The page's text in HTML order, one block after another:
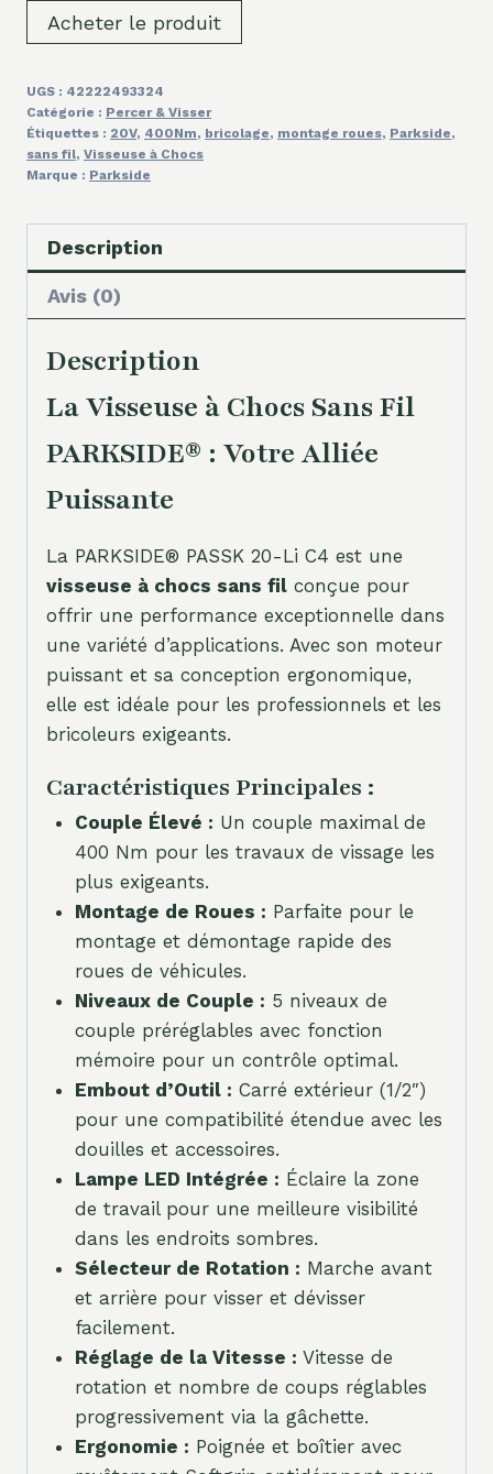
Acheter le produit
UGS : 42222493324
Catégorie : Percer & Visser
Étiquettes : 20V, 400Nm, bricolage, montage roues, Parkside,
sans fil, Visseuse à Chocs
Marque : Parkside
Description
Avis (0)
Description
La Visseuse à Chocs Sans Fil
PARKSIDE® : Votre Alliée
Puissante
La PARKSIDE® PASSK 20-Li C4 est une
visseuse à chocs sans fil conçue pour
offrir une performance exceptionnelle dans
une variété d’applications. Avec son moteur
puissant et sa conception ergonomique,
elle est idéale pour les professionnels et les
bricoleurs exigeants.
Caractéristiques Principales :
Couple Élevé : Un couple maximal de
400 Nm pour les travaux de vissage les
plus exigeants.
Montage de Roues : Parfaite pour le
montage et démontage rapide des
roues de véhicules.
Niveaux de Couple : 5 niveaux de
couple préréglables avec fonction
mémoire pour un contrôle optimal.
Embout d’Outil : Carré extérieur (1/2″)
pour une compatibilité étendue avec les
douilles et accessoires.
Lampe LED Intégrée : Éclaire la zone
de travail pour une meilleure visibilité
dans les endroits sombres.
Sélecteur de Rotation : Marche avant
et arrière pour visser et dévisser
facilement.
Réglage de la Vitesse : Vitesse de
rotation et nombre de coups réglables
progressivement via la gâchette.
Ergonomie : Poignée et boîtier avec